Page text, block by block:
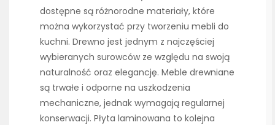
dostępne są różnorodne materiały, które
można wykorzystać przy tworzeniu mebli do
kuchni. Drewno jest jednym z najczęściej
wybieranych surowców ze względu na swoją
naturalność oraz elegancję. Meble drewniane
są trwałe i odporne na uszkodzenia
mechaniczne, jednak wymagają regularnej
konserwacji. Płyta laminowana to kolejna